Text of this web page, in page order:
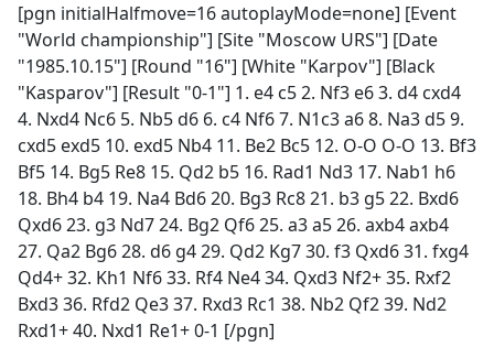
[pgn initialHalfmove=16 autoplayMode=none] [Event
"World championship"] [Site "Moscow URS"] [Date
"1985.10.15"] [Round "16"] [White "Karpov"] [Black
"Kasparov"] [Result "0-1"] 1. e4 c5 2. Nf3 e6 3. d4 cxd4
4. Nxd4 Nc6 5. Nb5 d6 6. c4 Nf6 7. N1c3 a6 8. Na3 d5 9.
cxd5 exd5 10. exd5 Nb4 11. Be2 Bc5 12. O-O O-O 13. Bf3
Bf5 14. Bg5 Re8 15. Qd2 b5 16. Rad1 Nd3 17. Nab1 h6
18. Bh4 b4 19. Na4 Bd6 20. Bg3 Rc8 21. b3 g5 22. Bxd6
Qxd6 23. g3 Nd7 24. Bg2 Qf6 25. a3 a5 26. axb4 axb4
27. Qa2 Bg6 28. d6 g4 29. Qd2 Kg7 30. f3 Qxd6 31. fxg4
Qd4+ 32. Kh1 Nf6 33. Rf4 Ne4 34. Qxd3 Nf2+ 35. Rxf2
Bxd3 36. Rfd2 Qe3 37. Rxd3 Rc1 38. Nb2 Qf2 39. Nd2
Rxd1+ 40. Nxd1 Re1+ 0-1 [/pgn]